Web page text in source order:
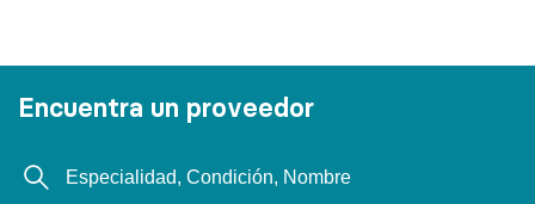
Encuentra un proveedor